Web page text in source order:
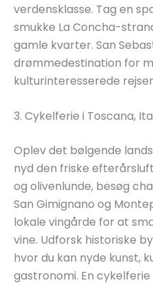
verdensklasse. Tag en
smukke La Concha-
gamle kvarter. San
drømmedestination for
kulturinteresserede
3. Cykelferie i Toscana,
Oplev det bølgende
nyd den friske
og olivenlunde, besøg
San Gimignano og
lokale vingårde for at
vine. Udforsk historiske
hvor du kan nyde kunst,
gastronomi. En